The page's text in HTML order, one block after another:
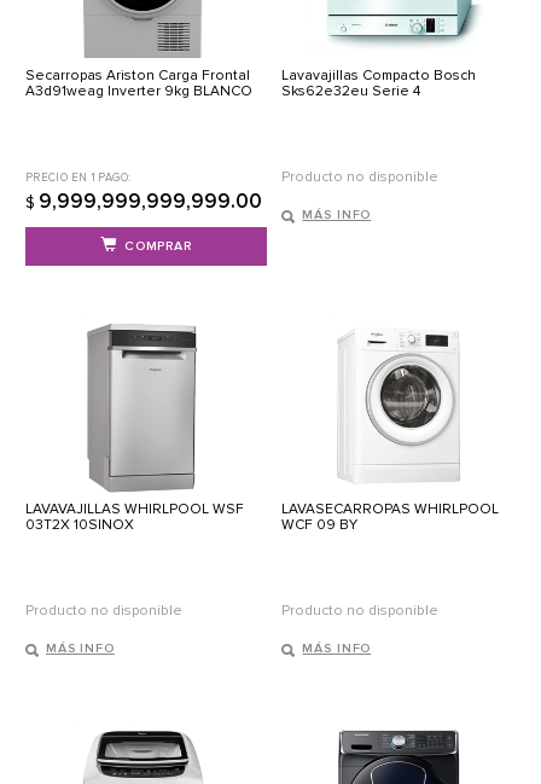
Secarropas Ariston Carga Frontal
A3d91weag Inverter 9kg BLANCO
PRECIO EN 1 PAGO:
$ 9,999,999,999,999.00
COMPRAR
Lavavajillas Compacto Bosch
Sks62e32eu Serie 4
Producto no disponible
MÁS INFO
LAVAVAJILLAS WHIRLPOOL WSF
03T2X 10SINOX
Producto no disponible
MÁS INFO
LAVASECARROPAS WHIRLPOOL
WCF 09 BY
Producto no disponible
MÁS INFO